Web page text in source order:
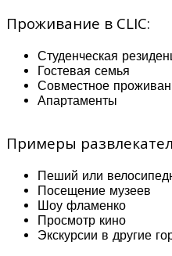
Проживание в CLIC:
Студенческая
Гостевая семья
Совместное
Апартаменты
Примеры
Пеший или
Посещение музеев
Шоу фламенко
Просмотр кино
Экскурсии в другие